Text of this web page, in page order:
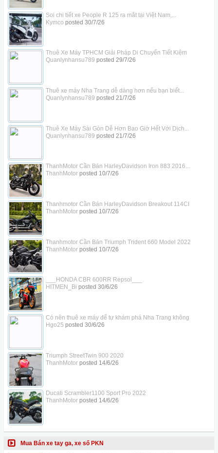
Soi chi tiết xe People R 125 ra mắt tại Việt Nam,...
Kymco posted 30/7/26
Thuê Xe Máy TPHCM Giải Pháp Di Chuyển Tiết Kiệm
Quanlynhansu789 posted 29/7/26
Thuê xe máy Nha Trang dễ dàng hơn nếu bạn biết...
Quanlynhansu789 posted 21/7/26
Thuê Xe Máy Sài Gòn Dễ Hơn Bao Giờ Hết Với Dịch...
Quanlynhansu789 posted 21/7/26
ThanhMotor Cần Bán HarleyDavidson Iron 883 2016...
ThanhMotorposted 10/7/26
Thanhmotor Cần Bán HarleyDavidson Breakout 114CI
ThanhMotorposted 10/7/26
Thanhmotor Cần Bán Triumph Trident 660 Model 2022
ThanhMotorposted 10/7/26
___HONDA CBR 600RR Repsol___
HITMEN_Bi posted 30/6/26
Có nên thuê xe máy để tự khám phá Nha Trang không
Hgo25 posted 30/6/26
Triumph StreetTwin 900 2020
ThanhMotorposted 14/6/26
Ducati Scrambler1100 Sport Pro 2022
ThanhMotorposted 14/6/26
Mua Bán xe tay ga, xe số PKN